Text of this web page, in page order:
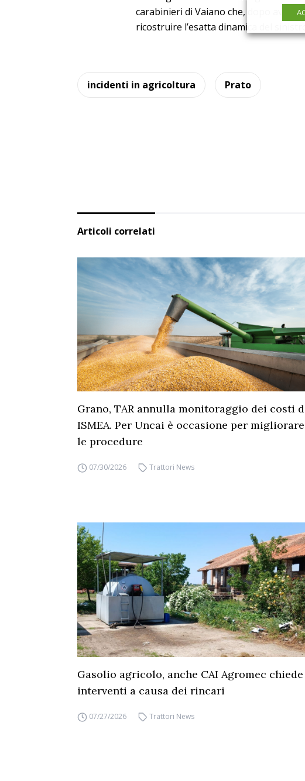
carabinieri di Vaiano che, dopo aver
ricostruire l’esatta dinamica del sinistro.
incidenti in agricoltura Prato
Articoli correlati
Grano, TAR annulla monitoraggio dei costi
ISMEA. Per Uncai è occasione per migliorare
le procedure
07/30/2026 Trattori News
Gasolio agricolo, anche CAI Agromec chiede
interventi a causa dei rincari
07/27/2026 Trattori News